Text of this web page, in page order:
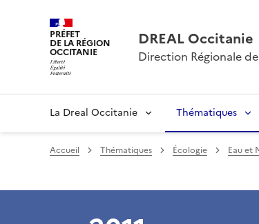
PRÉFET
DE LA RÉGION
OCCITANIE
DREAL Occitanie
Direction Régionale
La Dreal Occitanie Thématiques
Accueil Thématiques Écologie Eau et